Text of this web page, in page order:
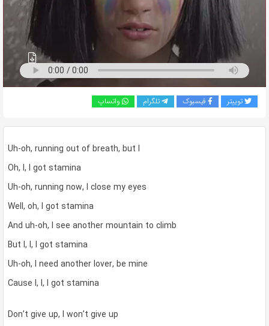
کپی
لینک
توییتر فیسبوک تلگرام واتساپ
Uh-oh, running out of breath, but I
Oh, I, I got stamina
Uh-oh, running now, I close my eyes
Well, oh, I got stamina
And uh-oh, I see another mountain to climb
But I, I, I got stamina
Uh-oh, I need another lover, be mine
Cause I, I, I got stamina
Don’t give up, I won’t give up